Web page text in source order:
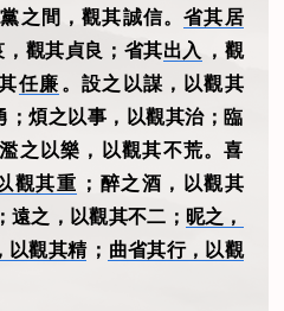
黨之間，觀其誠信。省其居
，觀其貞良；省其出入
，觀
任廉 。設之以謀，以觀其
；煩之以事，以觀其治；臨
之以樂，以觀其不荒。喜
觀其重 ；醉之酒，以觀其
；遠之，以觀其不二； 昵之，
以觀其精 ； 曲省其行，以觀